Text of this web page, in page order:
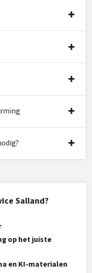
Salland?
op het juiste
en KI-materialen